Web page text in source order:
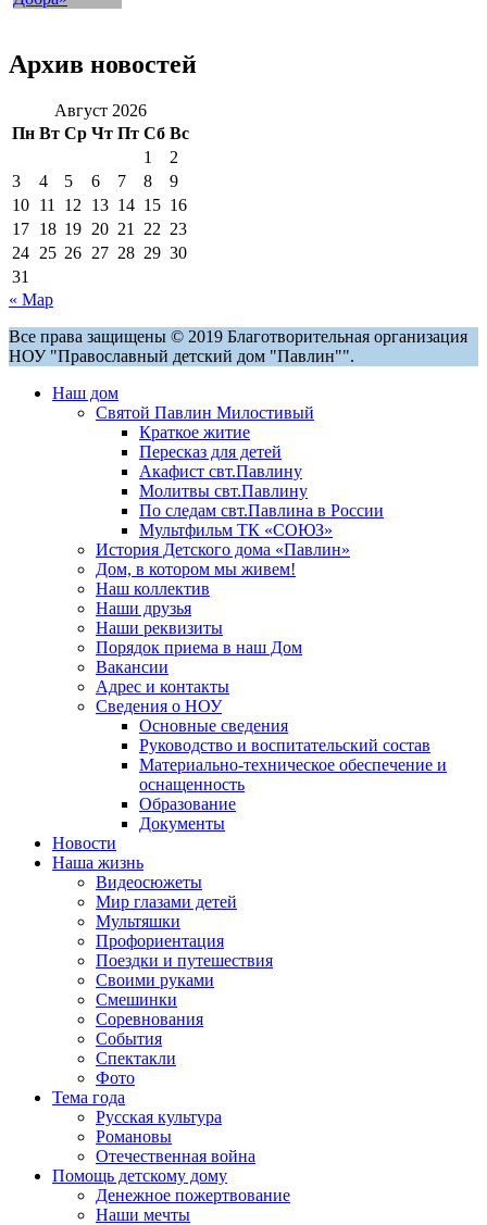
Архив новостей
Август 2026
Пн Вт Ср Чт Пт Сб Вс
1
2
3
4 5 6 7 8
9
10 11 12 13 14 15 16
17 18 19 20 21 22 23
24 25 26 27 28 29 30
31
« Мар
Все права защищены © 2019 Благотворительная организация
НОУ "Православный детский дом "Павлин"".
Наш дом
Святой Павлин Милостивый
Краткое житие
Пересказ для детей
Акафист свт.Павлину
Молитвы свт.Павлину
По следам свт.Павлина в России
Мультфильм ТК «СОЮЗ»
История Детского дома «Павлин»
Дом, в котором мы живем!
Наш коллектив
Наши друзья
Наши реквизиты
Порядок приема в наш Дом
Вакансии
Адрес и контакты
Сведения о НОУ
Основные сведения
Руководство и воспитательский состав
Материально-техническое обеспечение и
оснащенность
Образование
Документы
Новости
Наша жизнь
Видеосюжеты
Мир глазами детей
Мультяшки
Профориентация
Поездки и путешествия
Своими руками
Смешинки
Соревнования
События
Спектакли
Фото
Тема года
Русская культура
Романовы
Отечественная война
Помощь детскому дому
Денежное пожертвование
Наши мечты